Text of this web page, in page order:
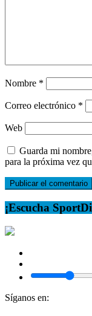
Nombre *
Correo electrónico *
Web
Guarda mi
para la próxima vez
¡Escucha
Síganos en: